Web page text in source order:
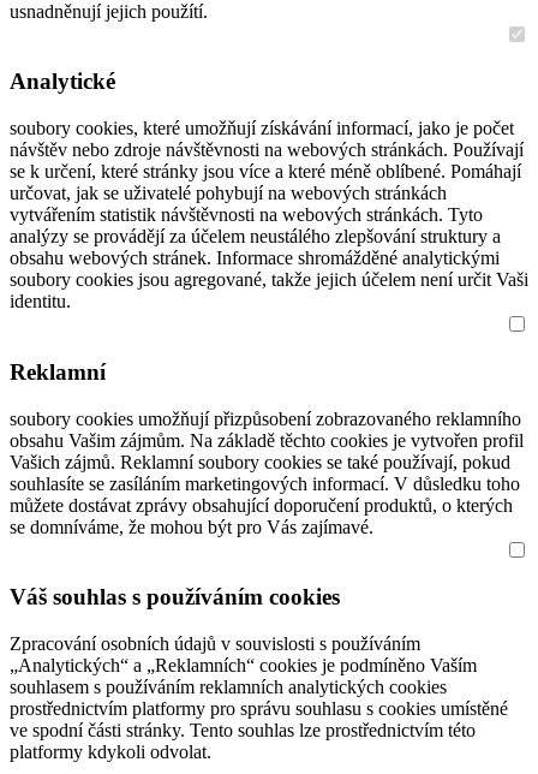
usnadněnují jejich použítí.
Analytické
soubory cookies, které umožňují získávání informací, jako je počet
návštěv nebo zdroje návštěvnosti na webových stránkách. Používají
se k určení, které stránky jsou více a které méně oblíbené. Pomáhají
určovat, jak se uživatelé pohybují na webových stránkách
vytvářením statistik návštěvnosti na webových stránkách. Tyto
analýzy se provádějí za účelem neustálého zlepšování struktury a
obsahu webových stránek. Informace shromážděné analytickými
soubory cookies jsou agregované, takže jejich účelem není určit Vaši
identitu.
Reklamní
soubory cookies umožňují přizpůsobení zobrazovaného reklamního
obsahu Vašim zájmům. Na základě těchto cookies je vytvořen profil
Vašich zájmů. Reklamní soubory cookies se také používají, pokud
souhlasíte se zasíláním marketingových informací. V důsledku toho
můžete dostávat zprávy obsahující doporučení produktů, o kterých
se domníváme, že mohou být pro Vás zajímavé.
Váš souhlas s používáním cookies
Zpracování osobních údajů v souvislosti s používáním
„Analytických“ a „Reklamních“ cookies je podmíněno Vaším
souhlasem s používáním reklamních analytických cookies
prostřednictvím platformy pro správu souhlasu s cookies umístěné
ve spodní části stránky. Tento souhlas lze prostřednictvím této
platformy kdykoli odvolat.